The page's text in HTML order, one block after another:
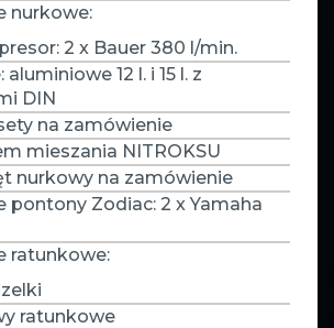
nurkowe:
2 x Bauer 380 l/min.
aluminiowe 12 l. i 15 l. z
DIN
na zamówienie
mieszania NITROKSU
nurkowy na zamówienie
pontony Zodiac: 2 x Yamaha
ratunkowe:
ratunkowe